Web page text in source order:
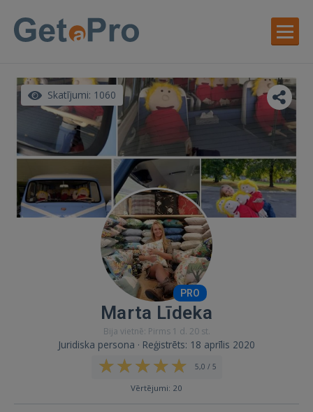
Skatījumi: 1060
PRO
Marta Līdeka
Bija vietnē: Pirms 1 d. 20 st.
Juridiska persona · Reģistrēts: 18 aprīlis 2020
5,0 / 5
Vērtējumi: 20